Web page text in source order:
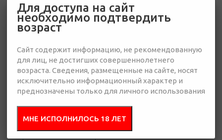
12 368 руб.
Много
Отправить
запрос
Добавить в
презентацию
В корзину
Для доступа на сайт
необходимо подтвердить
возраст
Сайт содержит информацию, не рекомендованную
для лиц, не достигших совершеннолетнего
возраста. Сведения, размещенные на сайте, носят
исключительно информационный характер и
преднозначены только для личного использования
МНЕ ИСПОЛНИЛОСЬ 18 ЛЕТ